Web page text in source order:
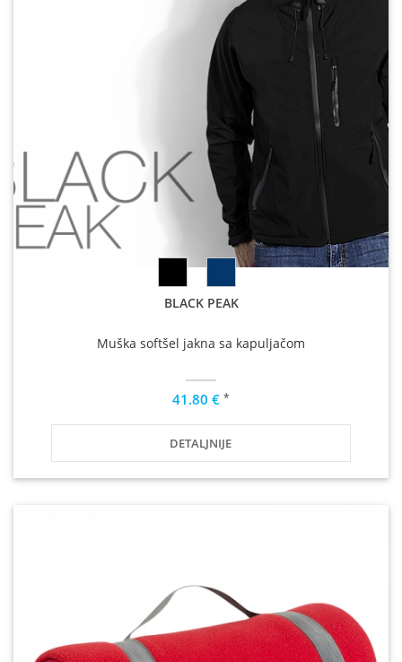
BLACK PEAK
Muška softšel jakna sa kapuljačom
41.80 € *
DETALJNIJE